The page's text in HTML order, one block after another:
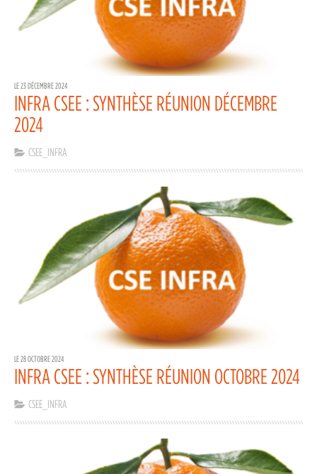
LE 23 DÉCEMBRE 2024
INFRA CSEE : SYNTHÈSE RÉUNION DÉCEMBRE
2024
CSEE_INFRA
LE 28 OCTOBRE 2024
INFRA CSEE : SYNTHÈSE RÉUNION OCTOBRE 2024
CSEE_INFRA